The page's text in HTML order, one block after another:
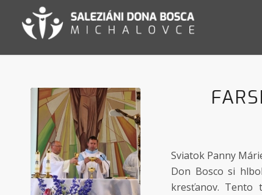
Sviatok Panny
Don Bosco si
kresťanov. Tento